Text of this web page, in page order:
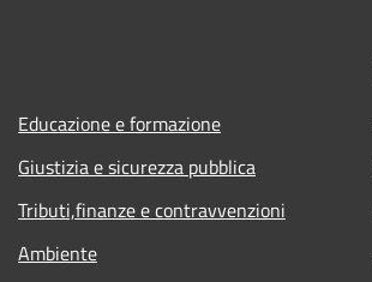
Educazione e formazione
Giustizia e sicurezza pubblica
Tributi,finanze e contravvenzioni
Ambiente